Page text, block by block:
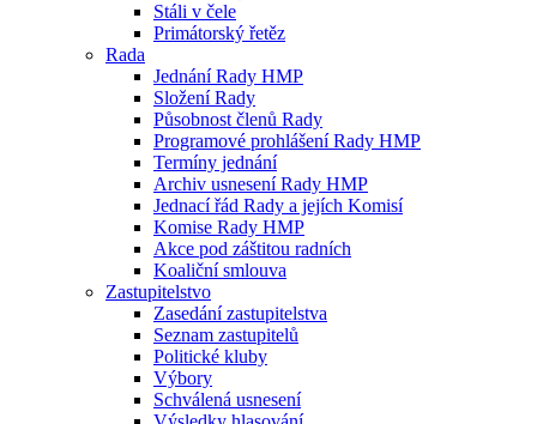
Stáli v čele
Primátorský řetěz
Rada
Jednání Rady HMP
Složení Rady
Působnost členů Rady
Programové prohlášení Rady HMP
Termíny jednání
Archiv usnesení Rady HMP
Jednací řád Rady a jejích Komisí
Komise Rady HMP
Akce pod záštitou radních
Koaliční smlouva
Zastupitelstvo
Zasedání zastupitelstva
Seznam zastupitelů
Politické kluby
Výbory
Schválená usnesení